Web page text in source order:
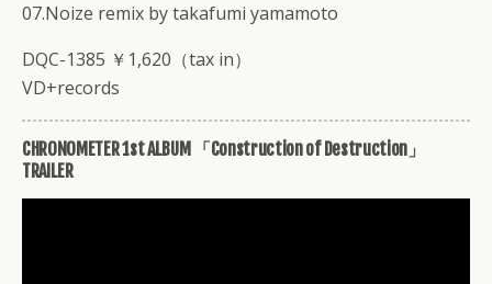
07.Noize remix by takafumi yamamoto
DQC-1385 ￥1,620（tax in）
VD+records
CHRONOMETER 1st ALBUM 「Construction of Destruction」
TRAILER